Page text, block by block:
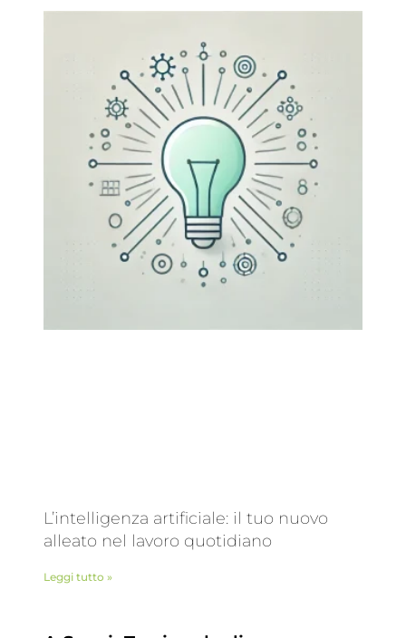
L’intelligenza artificiale: il tuo nuovo
alleato nel lavoro quotidiano
Leggi tutto »